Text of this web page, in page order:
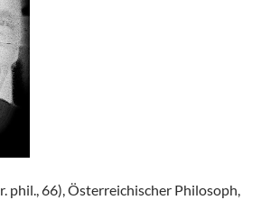
phil., 66), Österreichischer Philosoph,